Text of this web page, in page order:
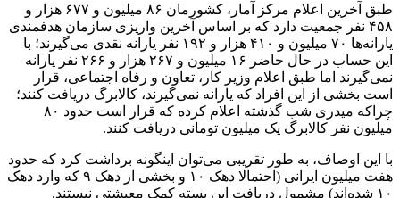
طبق آخرین اعلام مرکز آمار، کشورمان ۸۶ میلیون و ۶۷۷ هزار و
۴۵۸ نفر جمعیت دارد که بر اساس آخرین واریزی سازمان هدفمندی
یارانه‌ها ۷۰ میلیون و ۴۱۰ هزار و ۱۹۲ نفر یارانه نقدی می‌گیرند؛ با
این حساب در حال حاضر ۱۶ میلیون و ۲۶۷ هزار و ۲۶۶ نفر یارانه
نمی‌گیرند اما طبق اعلام وزیر کار، تعاون و رفاه اجتماعی، قرار
است بخشی از این افراد که یارانه نمی‌گیرند، کالابرگ دریافت کنند؛
چراکه میدری شب گذشته اعلام کرده که قرار است حدود ۸۰
میلیون نفر کالابرگ یک میلیون تومانی دریافت کنند.
با این اوصاف، به طور تقریبی می‌توان اینگونه برداشت کرد که حدود
هفت میلیون ایرانی (احتمالا دهک‌ ۱۰ و بخشی از دهک ۹ که وارد دهک
۱۰ شده‌اند) مشمول دریافت این بسته کمک معیشتی نیستند.